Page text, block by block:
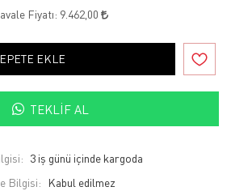
Fiyatı: 9.462,00
EKLE
TEKLIF AL
3 iş günü içinde kargoda
Bilgisi: